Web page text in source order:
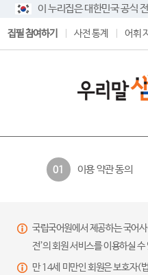
이 누리집은 대한민국 공식
집필 참여하기 사전 통계 어휘
01 이용 약관 동의
국립국어원에서 제공하는 국어
전’의 회원 서비스를 이용하실
만 14세 미만인 회원은 보호자(